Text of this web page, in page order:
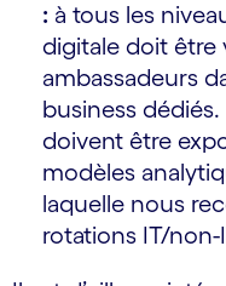
: à tous les
digitale doit être
ambassadeurs
business
doivent être
modèles
laquelle nous
rotations IT/